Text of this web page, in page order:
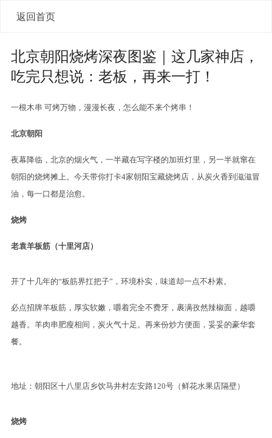
返回首页
北京朝阳烧烤深夜图鉴｜这几家神店，
吃完只想说：老板，再来一打！
一根木串 可烤万物，漫漫长夜，怎么能不来个烤串！
北京朝阳
夜幕降临，北京的烟火气，一半藏在写字楼的加班灯里，另一半就窜在
朝阳的烧烤摊上。今天带你打卡4家朝阳宝藏烧烤店，从炭火香到滋滋冒
油，每一口都是治愈。
烧烤
老袁羊板筋（十里河店）
开了十几年的“板筋界扛把子”，环境朴实，味道却一点不朴素。
必点招牌羊板筋，厚实软嫩，嚼着完全不费牙，裹满孜然辣椒面，越嚼
越香。羊肉串肥瘦相间，炭火气十足。再来份炒方便面，妥妥的豪华套
餐。
地址：朝阳区十八里店乡饮马井村左安路120号（鲜花水果店隔壁）
烧烤